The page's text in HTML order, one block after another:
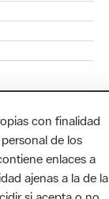
Badajoz, 49.
con finalidad
de los
enlaces a
ajenas a la de la